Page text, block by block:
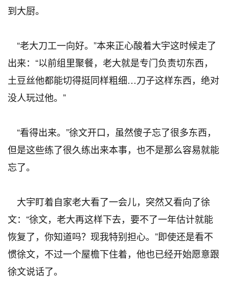
到大厨。
“老大刀工一向好。”本来正心酸着大宇这时候走了
出来：“以前组里聚餐，老大就是专门负责切东西，
土豆丝他都能切得挺同样粗细…刀子这样东西，绝对
没人玩过他。”
“看得出来。”徐文开口，虽然傻子忘了很多东西，
但是这些练了很久练出来本事，也不是那么容易就能
忘了。
大宇盯着自家老大看了一会儿，突然又看向了徐
文：“徐文，老大再这样下去，要不了一年估计就能
恢复了，你知道吗？现我特别担心。”即使还是看不
惯徐文，不过一个屋檐下住着，他也已经开始愿意跟
徐文说话了。